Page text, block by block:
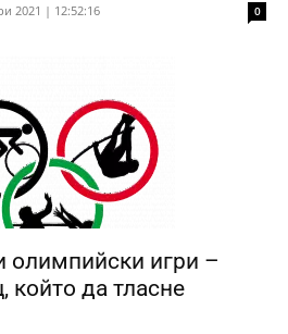
2021 | 12:52:16 0
олимпийски игри –
който да тласне